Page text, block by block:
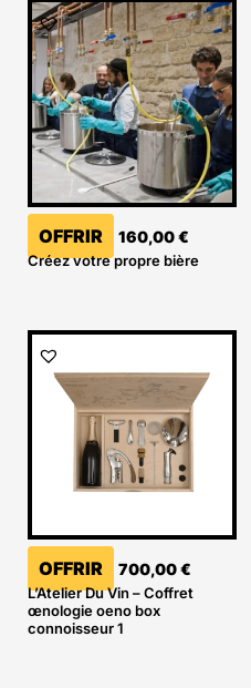
OFFRIR 160,00€
Créez votre propre bière
OFFRIR 700,00€
L’Atelier Du Vin – Coffret
œnologie oeno box
connoisseur 1